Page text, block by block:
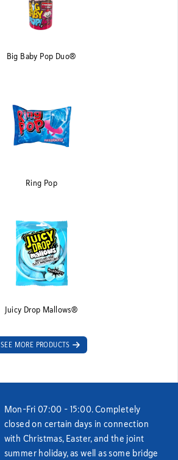
Big Baby Pop Duo®
Ring Pop
Juicy Drop Mallows®
SEE MORE PRODUCTS
Mon–Fri 07:00 – 15:00. Completely
closed on certain days in connection
with Christmas, Easter, and the joint
summer holiday, as well as some bridge